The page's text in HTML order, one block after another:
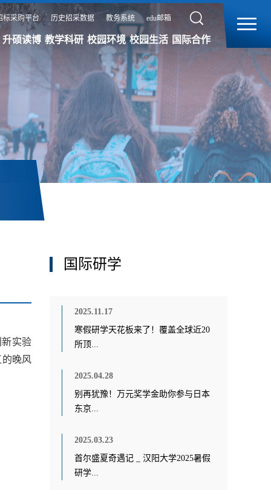
标采购平台 历史招采数据 教务系统 edu邮箱
升硕读博 教学科研 校园环境 校园生活 国际合作
实验
晚风
国际研学
2025.11.17
寒假研学天花板来了！覆盖全球近20
所顶...
2025.04.28
别再犹豫！万元奖学金助你参与日本
东京...
2025.03.23
首尔盛夏奇遇记 _ 汉阳大学2025暑假
研学...